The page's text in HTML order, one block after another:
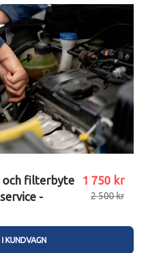
och filterbyte
-
1 750 kr
2 500 kr
KUNDVAGN